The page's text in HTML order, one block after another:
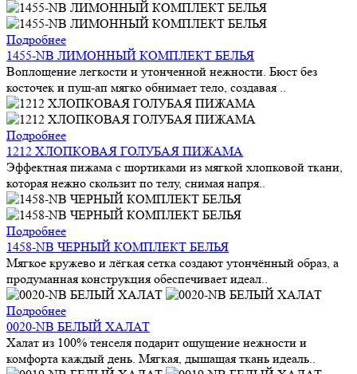
Подробнее
1455-NB ЛИМОННЫЙ КОМПЛЕКТ БЕЛЬЯ
Воплощение легкости и утонченной нежности. Бюст без
косточек и пуш-ап мягко обнимает тело, создавая ..
Подробнее
1212 ХЛОПКОВАЯ ГОЛУБАЯ ПИЖАМА
Эффектная пижама с шортиками из мягкой хлопковой ткани,
которая нежно скользит по телу, снимая напря..
Подробнее
1458-NB ЧЕРНЫЙ КОМПЛЕКТ БЕЛЬЯ
Мягкое кружево и лёгкая сетка создают утончённый образ, а
продуманная конструкция обеспечивает идеал..
Подробнее
0020-NB БЕЛЫЙ ХАЛАТ
Халат из 100% тенселя подарит ощущение нежности и
комфорта каждый день. Мягкая, дышащая ткань идеаль..